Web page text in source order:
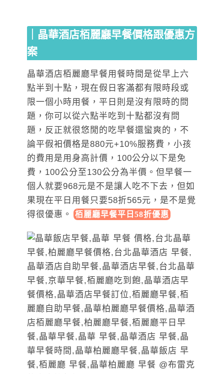
｜晶華酒店栢麗廳早餐價格跟優惠方
案
晶華酒店栢麗廳早餐用餐時間是從早上六
點半到十點，現在假日客滿都有限時段或
限一個小時用餐，平日則是沒有限時的問
題，你可以從六點半吃到十點都沒有問
題，反正就很悠閒的吃早餐還蠻爽的，不
論平假衵價格是880元+10%服務費，小孩
的費用是用身高計價，100公分以下是免
費，100公分至130公分為半價。但早餐一
個人就要968元是不是讓人吃不下去，但如
果現在平日用餐只要58折565元，是不是覺
得很優惠 。 栢麗廳早餐平日58折優惠